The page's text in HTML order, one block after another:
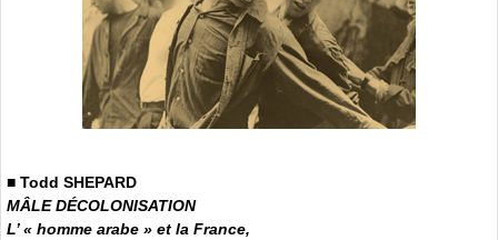
■ Todd SHEPARD
MÂLE DÉCOLONISATION
L’ « homme arabe » et la France,